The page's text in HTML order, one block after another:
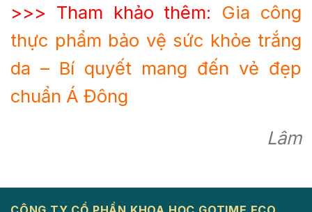
>>> Tham khảo thêm:
Gia công
thực phẩm bảo vệ sức khỏe trắng
da – Bí quyết mang đến vẻ đẹp
chuẩn Á Đông
Lâm